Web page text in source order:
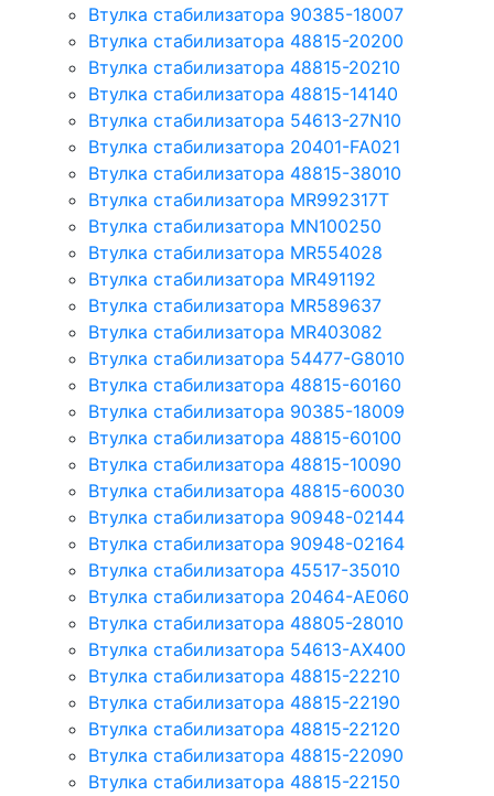
Втулка стабилизатора 90385-18007
Втулка стабилизатора 48815-20200
Втулка стабилизатора 48815-20210
Втулка стабилизатора 48815-14140
Втулка стабилизатора 54613-27N10
Втулка стабилизатора 20401-FA021
Втулка стабилизатора 48815-38010
Втулка стабилизатора MR992317T
Втулка стабилизатора MN100250
Втулка стабилизатора MR554028
Втулка стабилизатора MR491192
Втулка стабилизатора MR589637
Втулка стабилизатора MR403082
Втулка стабилизатора 54477-G8010
Втулка стабилизатора 48815-60160
Втулка стабилизатора 90385-18009
Втулка стабилизатора 48815-60100
Втулка стабилизатора 48815-10090
Втулка стабилизатора 48815-60030
Втулка стабилизатора 90948-02144
Втулка стабилизатора 90948-02164
Втулка стабилизатора 45517-35010
Втулка стабилизатора 20464-AE060
Втулка стабилизатора 48805-28010
Втулка стабилизатора 54613-AX400
Втулка стабилизатора 48815-22210
Втулка стабилизатора 48815-22190
Втулка стабилизатора 48815-22120
Втулка стабилизатора 48815-22090
Втулка стабилизатора 48815-22150